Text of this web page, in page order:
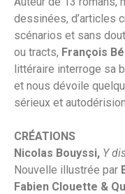
dessinées, d’articles
scénarios et sans
ou tracts, François
littéraire interroge sa
et nous dévoile
sérieux et autodérision.
CRÉATIONS
Nicolas Bouyssi, Y
Nouvelle illustrée par
Fabien Clouette &